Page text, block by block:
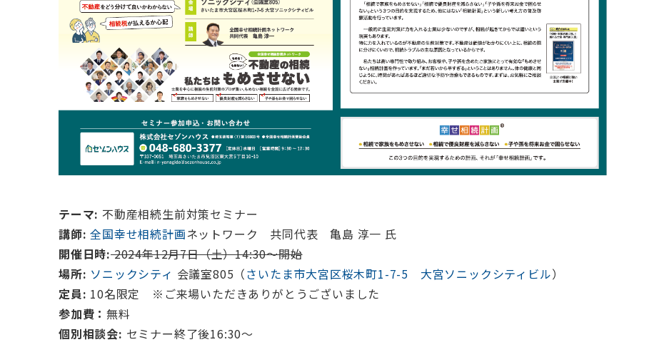
テーマ: 不動産相続生前対策セミナー
講師: 全国幸せ相続計画ネットワーク 共同代表 亀島 淳一 氏
開催日時:2024年12月7日（土）14:30～開始
場所: ソニックシティ 会議室805（さいたま市大宮区桜木町1-7-5 大宮ソニックシティビル）
定員: 10名限定 ※ご来場いただきありがとうございました
参加費：無料
個別相談会: セミナー終了後16:30～